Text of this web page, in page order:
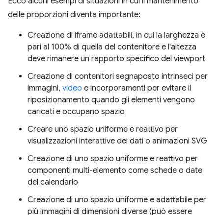
delle proporzioni diventa importante:
Creazione di iframe adattabili, in cui la larghezza è
pari al 100% di quella del contenitore e l'altezza
deve rimanere un rapporto specifico del viewport
Creazione di contenitori segnaposto intrinseci per
immagini, video e incorporamenti per evitare il
riposizionamento quando gli elementi vengono
caricati e occupano spazio
Creare uno spazio uniforme e reattivo per
visualizzazioni interattive dei dati o animazioni SVG
Creazione di uno spazio uniforme e reattivo per
componenti multi-elemento come schede o date
del calendario
Creazione di uno spazio uniforme e adattabile per
più immagini di dimensioni diverse (può essere